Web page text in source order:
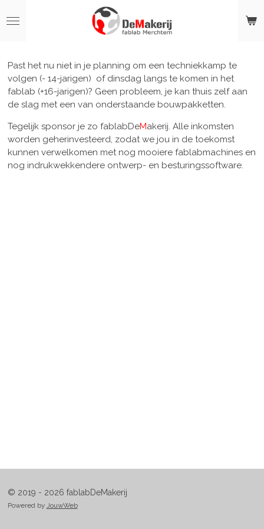
direct
hoofdinhoud
Past het nu niet in je planning om een techniekkamp te
volgen (- 14-jarigen) of dinsdag langs te komen in het
fablab (+16-jarigen)? Geen probleem, je kan thuis zelf aan
de slag met een van onderstaande bouwpakketten.
Tegelijk sponsor je zo fablabDeMakerij. Alle inkomsten
worden geherinvesteerd, zodat we jou in de toekomst
kunnen verwelkomen met nog mooiere fablabmachines en
nog indrukwekkendere ontwerp- en besturingssoftware.
© 2019 - 2026 fablabDeMakerij
Powered by JouwWeb